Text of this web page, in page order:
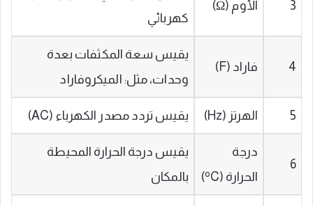
3 الأوم (Ω)
كهربائي
4 فاراد (F)
يقيس سعة المكثفات بعدة
وحدات، مثل: الميكروفاراد
5 الهرتز (Hz) يقيس تردد مصدر الكهرباء (AC)
6
درجة
الحرارة (
oC)
يقيس درجة الحرارة المحيطة
بالمكان